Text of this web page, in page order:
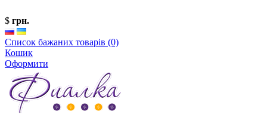
$ грн.
Список бажаних товарів (0)
Кошик
Оформити